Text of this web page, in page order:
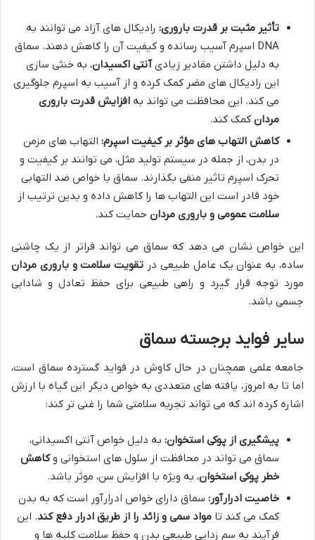
تأثیر مثبت بر قدرت باروری: رادیکال های آزاد می توانند به
DNA اسپرم آسیب رسانده و کیفیت آن را کاهش دهند. سماق
به دلیل داشتن مقادیر زیادیآنتی اکسیدان، به خنثی سازی
این رادیکال های مضر کمک کرده و از آسیب به اسپرم جلوگیری
می کند. این محافظت می تواند به افزایش قدرت باروری
مردان کمک کند.
کاهش التهاب های مؤثر بر کیفیت اسپرم: التهاب های مزمن
در بدن، از جمله در سیستم تولید مثل، می توانند بر کیفیت و
تحرک اسپرم تاثیر منفی بگذارند. سماق با خواص ضد التهابی
خود قادر است این التهاب ها را کاهش داده و بدین ترتیب از
سلامت عمومی و باروری مردان حمایت کند.
این خواص نشان می دهد که سماق می تواند فراتر از یک چاشنی
ساده، به عنوان یک عامل طبیعی در تقویت سلامت و باروری مردان
مورد توجه قرار گیرد و راهی طبیعی برای حفظ تعادل و شادابی
جسمی باشد.
سایر فواید برجسته سماق
جامعه علمی همچنان در حال کاوش در فواید گسترده سماق است،
اما تا به امروز، یافته های متعددی به خواص دیگر این گیاه با ارزش
اشاره کرده اند که می تواند تجربه سلامتی شما را غنی تر کند:
پیشگیری از پوکی استخوان: به دلیل خواص آنتی اکسیدانی،
سماق می تواند در محافظت از سلول های استخوانی وکاهش
خطر پوکی استخوان، به ویژه با افزایش سن، موثر باشد.
خاصیت ادرارآور: سماق دارای خواص ادرارآور است که به بدن
کمک می کند تا مواد سمی و زائد را از طریق ادرار دفع کند. این
فرآیند به سم زدایی طبیعی بدن و حفظ سلامت کلیه ها و